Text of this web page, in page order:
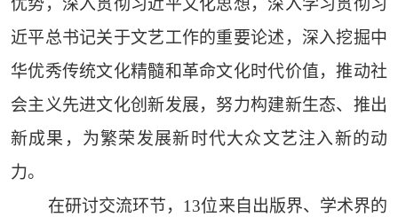
优势，深入贯彻习近平文化思想，深入学习贯彻习
近平总书记关于文艺工作的重要论述，深入挖掘中
华优秀传统文化精髓和革命文化时代价值，推动社
会主义先进文化创新发展，努力构建新生态、推出
新成果，为繁荣发展新时代大众文艺注入新的动
力。
在研讨交流环节，13位来自出版界、学术界的